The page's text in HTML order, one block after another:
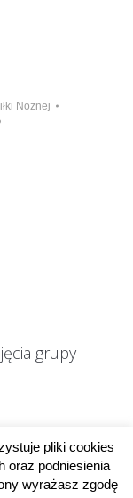
Nożnej
grupy
pliki cookies
oraz podniesienia
wyrażasz zgodę